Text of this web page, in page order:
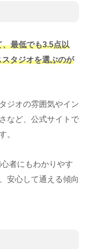
最低でも3.5点以
タジオを選ぶのが
ジオの雰囲気やイン
など、公式サイトで
。
者にもわかりやす
安心して通える傾向